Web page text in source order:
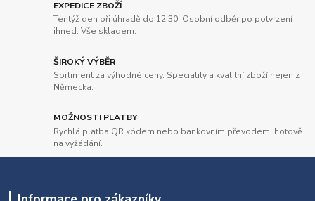
EXPEDICE ZBOŽÍ
Tentýž den při úhradě do 12:30. Osobní odběr po potvrzení
ihned. Vše skladem.
ŠIROKÝ VÝBĚR
Sortiment za výhodné ceny. Speciality a kvalitní zboží nejen z
Německa.
MOŽNOSTI PLATBY
Rychlá platba QR kódem nebo bankovním převodem, hotově
na vyžádání.